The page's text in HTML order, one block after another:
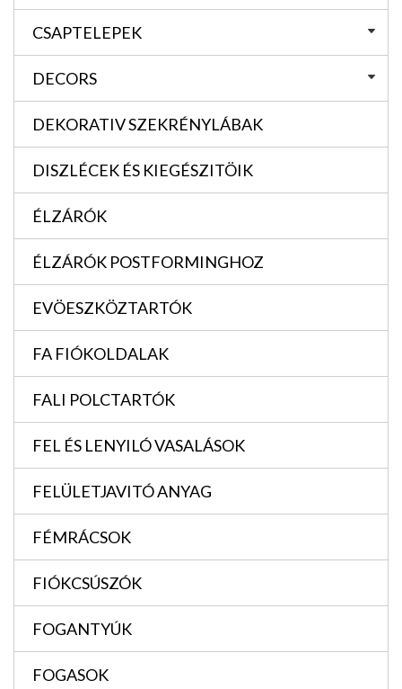
CSAPTELEPEK
DECORS
DEKORATIV SZEKRÉNYLÁBAK
DISZLÉCEK ÉS KIEGÉSZITÖIK
ÉLZÁRÓK
ÉLZÁRÓK POSTFORMINGHOZ
EVÖESZKÖZTARTÓK
FA FIÓKOLDALAK
FALI POLCTARTÓK
FEL ÉS LENYILÓ VASALÁSOK
FELÜLETJAVITÓ ANYAG
FÉMRÁCSOK
FIÓKCSÚSZÓK
FOGANTYÚK
FOGASOK